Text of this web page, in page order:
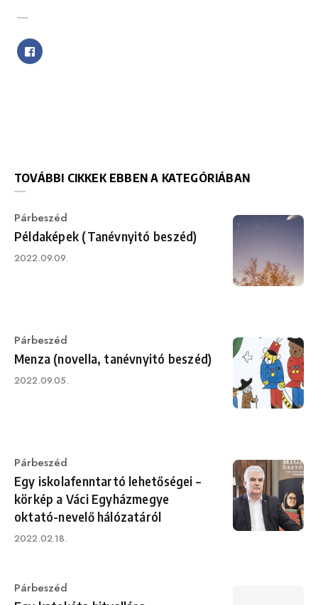
TOVÁBBI CIKKEK EBBEN A KATEGÓRIÁBAN
Category
Párbeszéd
Példaképek (Tanévnyitó beszéd)
Published
2022.09.09.
Category
Párbeszéd
Menza (novella, tanévnyitó beszéd)
Published
2022.09.05.
Category
Párbeszéd
Egy iskolafenntartó lehetőségei –
körkép a Váci Egyházmegye
oktató-nevelő hálózatáról
Published
2022.02.18.
Category
Párbeszéd